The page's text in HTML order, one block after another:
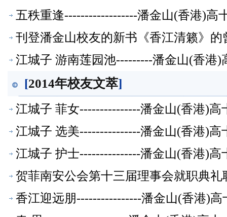
五秩重逢------------------潘金山(香港)高
刊登潘金山校友的新书《香江清籁》
江城子 游南莲园池---------潘金山(香港)
[2014年校友文萃]
江城子 菲女---------------潘金山(香港)高
江城子 选美---------------潘金山(香港)高
江城子 护士---------------潘金山(香港)高
贺菲南安公会第十三届理事会就职典
香江迎远朋----------------潘金山(香港)